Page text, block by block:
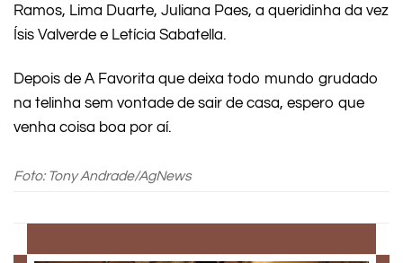
Ramos, Lima Duarte, Juliana Paes, a queridinha da vez
Ísis Valverde e Letícia Sabatella.
Depois de A Favorita que deixa todo mundo grudado
na telinha sem vontade de sair de casa, espero que
venha coisa boa por aí.
Foto: Tony Andrade/AgNews